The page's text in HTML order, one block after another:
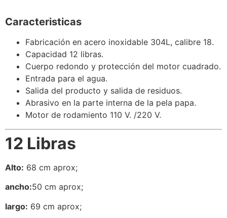
Caracteristicas
Fabricación en acero inoxidable 304L, calibre 18.
Capacidad 12 libras.
Cuerpo redondo y protección del motor cuadrado.
Entrada para el agua.
Salida del producto y salida de residuos.
Abrasivo en la parte interna de la pela papa.
Motor de rodamiento 110 V. /220 V.
12 Libras
Alto: 68 cm aprox;
ancho:50 cm aprox;
largo: 69 cm aprox;